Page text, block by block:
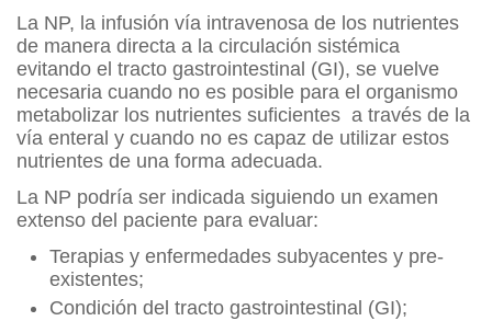
La NP, la infusión vía intravenosa de los nutrientes
de manera directa a la circulación sistémica
evitando el tracto gastrointestinal (GI), se vuelve
necesaria cuando no es posible para el organismo
metabolizar los nutrientes suficientes a través de la
vía enteral y cuando no es capaz de utilizar estos
nutrientes de una forma adecuada.
La NP podría ser indicada siguiendo un examen
extenso del paciente para evaluar:
Terapias y enfermedades subyacentes y pre-
existentes;
Condición del tracto gastrointestinal (GI);